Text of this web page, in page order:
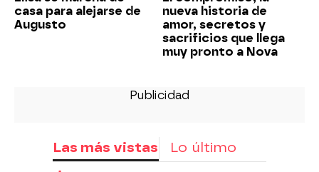
casa para alejarse de
Augusto
nueva historia de
amor, secretos y
sacrificios que llega
muy pronto a Nova
Las más vistas Lo último